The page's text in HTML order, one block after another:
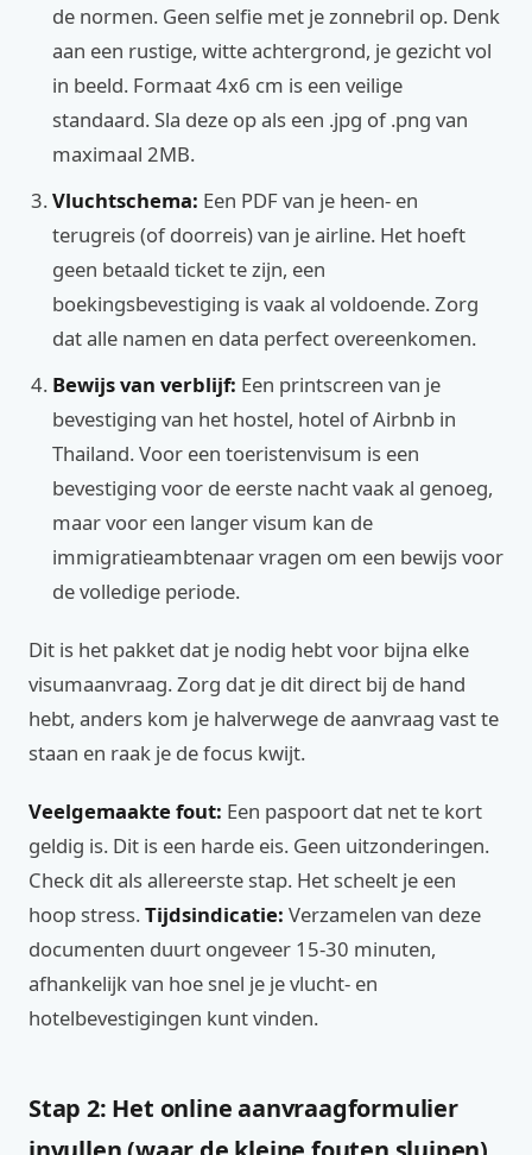
de normen. Geen selfie met je zonnebril op. Denk
aan een rustige, witte achtergrond, je gezicht vol
in beeld. Formaat 4x6 cm is een veilige
standaard. Sla deze op als een .jpg of .png van
maximaal 2MB.
Vluchtschema: Een PDF van je heen- en
terugreis (of doorreis) van je airline. Het hoeft
geen betaald ticket te zijn, een
boekingsbevestiging is vaak al voldoende. Zorg
dat alle namen en data perfect overeenkomen.
Bewijs van verblijf: Een printscreen van je
bevestiging van het hostel, hotel of Airbnb in
Thailand. Voor een toeristenvisum is een
bevestiging voor de eerste nacht vaak al genoeg,
maar voor een langer visum kan de
immigratieambtenaar vragen om een bewijs voor
de volledige periode.
Dit is het pakket dat je nodig hebt voor bijna elke
visumaanvraag. Zorg dat je dit direct bij de hand
hebt, anders kom je halverwege de aanvraag vast te
staan en raak je de focus kwijt.
Veelgemaakte fout: Een paspoort dat net te kort
geldig is. Dit is een harde eis. Geen uitzonderingen.
Check dit als allereerste stap. Het scheelt je een
hoop stress.Tijdsindicatie: Verzamelen van deze
documenten duurt ongeveer 15-30 minuten,
afhankelijk van hoe snel je je vlucht- en
hotelbevestigingen kunt vinden.
Stap 2: Het online aanvraagformulier